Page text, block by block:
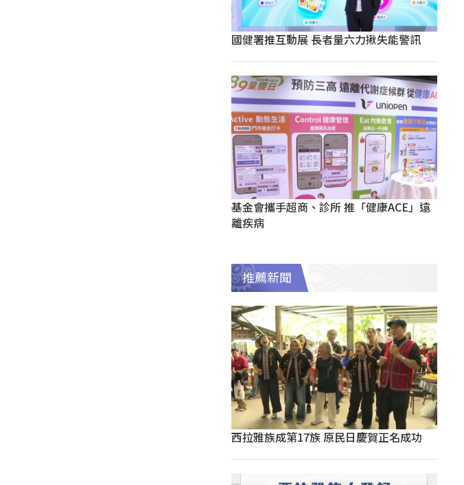
國健署推互動展 長者量六力揪失能警訊
基金會攜手超商、診所 推「健康ACE」遠
離疾病
推薦新聞
西拉雅族成第17族 原民日慶賀正名成功